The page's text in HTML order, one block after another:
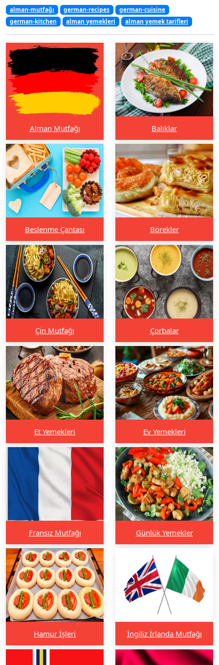
alman-mutfağı german-recipes
german-cuisine
german-kitchen
alman yemekleri alman yemek tarifleri
Alman Mutfağı Balıklar
Beslenme Çantası Börekler
Çin Mutfağı Çorbalar
Et Yemekleri Ev Yemekleri
Fransız Mutfağı Günlük Yemekler
Hamur İşleri İngiliz İrlanda Mutfağı